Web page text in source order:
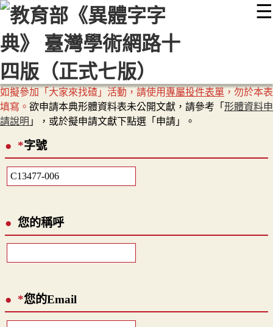
☰
::: 最新消息 常見問題 編輯說明
顯示模式
如擬參加「大家來找碴」活動，請使用專屬投件表單 ，勿於本表
填寫。 欲申請本典形體資料表未公開文獻，請參考「 形體資料申
請說明 」，或於擬申請文獻下點選「申請」。
*字號
您的稱呼
*您的Email